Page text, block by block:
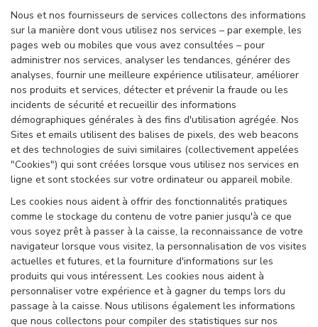
Nous et nos fournisseurs de services collectons des informations
sur la manière dont vous utilisez nos services – par exemple, les
pages web ou mobiles que vous avez consultées – pour
administrer nos services, analyser les tendances, générer des
analyses, fournir une meilleure expérience utilisateur, améliorer
nos produits et services, détecter et prévenir la fraude ou les
incidents de sécurité et recueillir des informations
démographiques générales à des fins d'utilisation agrégée. Nos
Sites et emails utilisent des balises de pixels, des web beacons
et des technologies de suivi similaires (collectivement appelées
"Cookies") qui sont créées lorsque vous utilisez nos services en
ligne et sont stockées sur votre ordinateur ou appareil mobile.
Les cookies nous aident à offrir des fonctionnalités pratiques
comme le stockage du contenu de votre panier jusqu'à ce que
vous soyez prêt à passer à la caisse, la reconnaissance de votre
navigateur lorsque vous visitez, la personnalisation de vos visites
actuelles et futures, et la fourniture d'informations sur les
produits qui vous intéressent. Les cookies nous aident à
personnaliser votre expérience et à gagner du temps lors du
passage à la caisse. Nous utilisons également les informations
que nous collectons pour compiler des statistiques sur nos